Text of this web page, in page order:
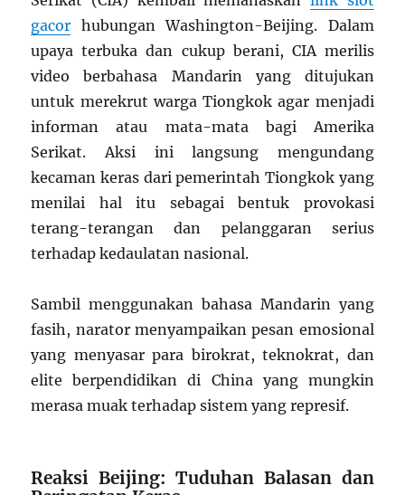
gacor hubungan Washington-Beijing. Dalam
upaya terbuka dan cukup berani, CIA merilis
video berbahasa Mandarin yang ditujukan
untuk merekrut warga Tiongkok agar menjadi
informan atau mata-mata bagi Amerika
Serikat. Aksi ini langsung mengundang
kecaman keras dari pemerintah Tiongkok yang
menilai hal itu sebagai bentuk provokasi
terang-terangan dan pelanggaran serius
terhadap kedaulatan nasional.
Sambil menggunakan bahasa Mandarin yang
fasih, narator menyampaikan pesan emosional
yang menyasar para birokrat, teknokrat, dan
elite berpendidikan di China yang mungkin
merasa muak terhadap sistem yang represif.
Reaksi Beijing: Tuduhan Balasan dan